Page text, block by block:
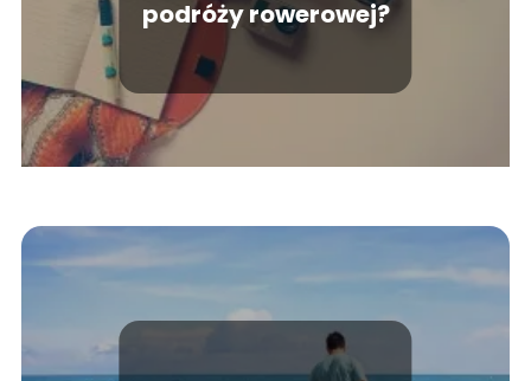
podróży rowerowej?